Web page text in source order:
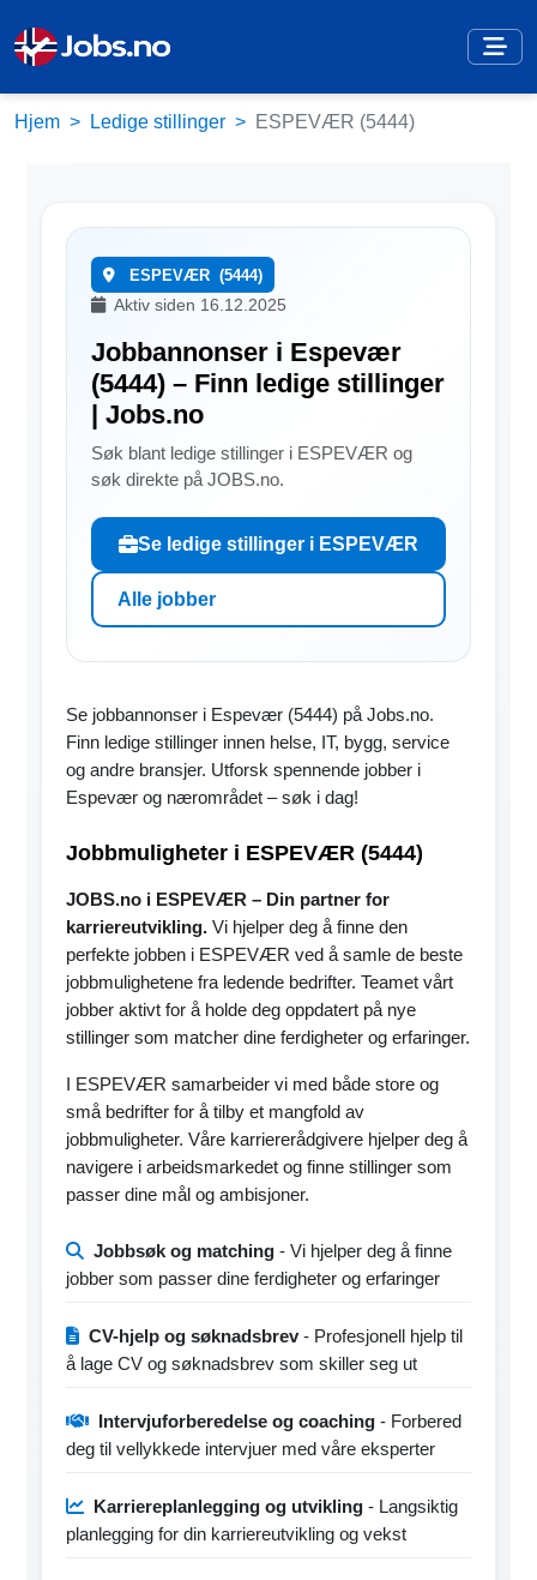
Hjem Ledige stillinger ESPEVÆR (5444)
ESPEVÆR (5444)
Aktiv siden 16.12.2025
Jobbannonser i Espevær
(5444) – Finn ledige stillinger
| Jobs.no
Søk blant ledige stillinger i ESPEVÆR og
søk direkte på JOBS.no.
Se ledige stillinger i ESPEVÆR
Alle jobber
Se jobbannonser i Espevær (5444) på Jobs.no.
Finn ledige stillinger innen helse, IT, bygg, service
og andre bransjer. Utforsk spennende jobber i
Espevær og nærområdet – søk i dag!
Jobbmuligheter i ESPEVÆR (5444)
JOBS.no i ESPEVÆR – Din partner for
karriereutvikling. Vi hjelper deg å finne den
perfekte jobben i ESPEVÆR ved å samle de beste
jobbmulighetene fra ledende bedrifter. Teamet vårt
jobber aktivt for å holde deg oppdatert på nye
stillinger som matcher dine ferdigheter og erfaringer.
I ESPEVÆR samarbeider vi med både store og
små bedrifter for å tilby et mangfold av
jobbmuligheter. Våre karriererådgivere hjelper deg å
navigere i arbeidsmarkedet og finne stillinger som
passer dine mål og ambisjoner.
Jobbsøk og matching - Vi hjelper deg å finne
jobber som passer dine ferdigheter og erfaringer
CV-hjelp og søknadsbrev- Profesjonell hjelp til
å lage CV og søknadsbrev som skiller seg ut
Intervjuforberedelse og coaching - Forbered
deg til vellykkede intervjuer med våre eksperter
Karriereplanlegging og utvikling - Langsiktig
planlegging for din karriereutvikling og vekst